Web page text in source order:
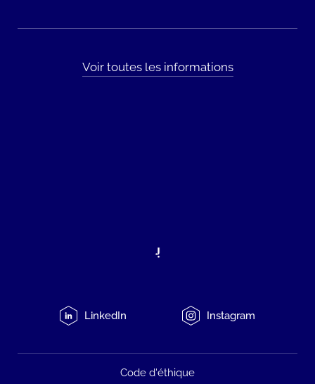
Voir toutes les informations
LinkedIn Instagram
Code d'éthique